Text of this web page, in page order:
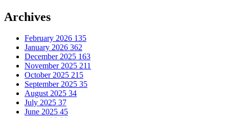
Archives
February 2026 135
January 2026 362
December 2025 163
November 2025 211
October 2025 215
September 2025 35
August 2025 34
July 2025 37
June 2025 45